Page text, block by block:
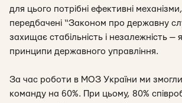
для цього потрібні ефективні
передбачені “Законом про державну
захищає стабільність і незалежність —
принципи державного управління.
За час роботи в МОЗ України ми
команду на 60%. При цьому, 80%